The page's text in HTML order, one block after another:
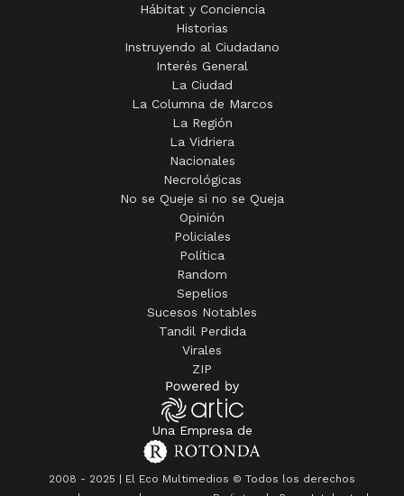
Hábitat y Conciencia
Historias
Instruyendo al Ciudadano
Interés General
La Ciudad
La Columna de Marcos
La Región
La Vidriera
Nacionales
Necrológicas
No se Queje si no se Queja
Opinión
Policiales
Política
Random
Sepelios
Sucesos Notables
Tandil Perdida
Virales
ZIP
Una Empresa de
2008 - 2025 | El Eco Multimedios © Todos los derechos